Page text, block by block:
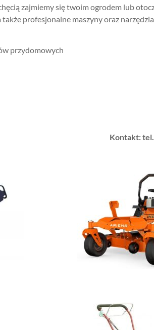
zajmiemy się twoim ogrodem lub
profesjonalne maszyny oraz
przydomowych
Kontakt: